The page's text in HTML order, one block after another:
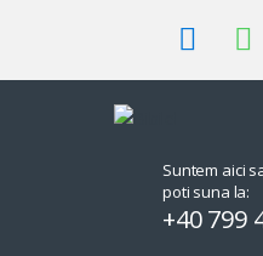
Suntem aici
poti suna la:
+40 799